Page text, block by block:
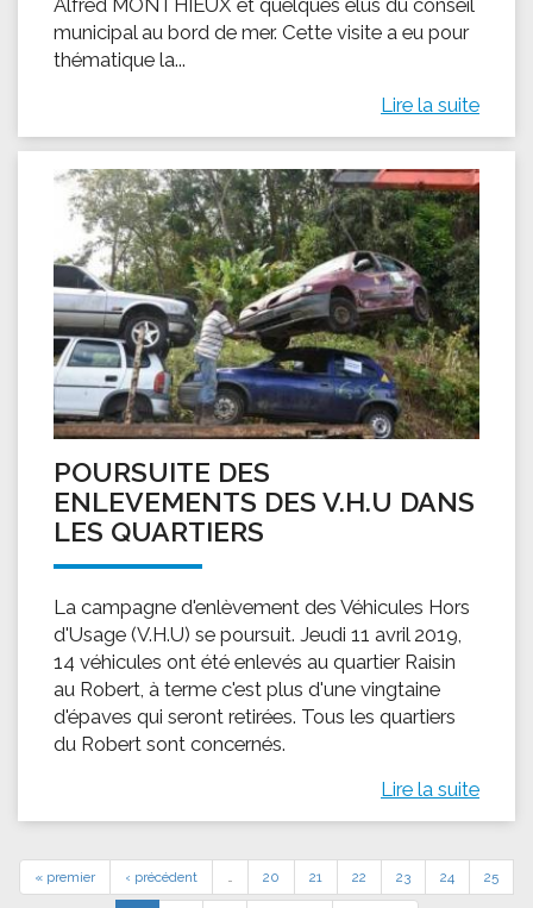
municipal au bord de mer. Cette visite a eu pour
thématique la...
Lire la suite
POURSUITE DES
ENLEVEMENTS DES V.H.U DANS
LES QUARTIERS
La campagne d'enlèvement des Véhicules Hors
d'Usage (V.H.U) se poursuit. Jeudi 11 avril 2019,
14 véhicules ont été enlevés au quartier Raisin
au Robert, à terme c'est plus d'une vingtaine
d'épaves qui seront retirées. Tous les quartiers
du Robert sont concernés.
Lire la suite
« premier ‹ précédent … 20 21 22 23 24 25